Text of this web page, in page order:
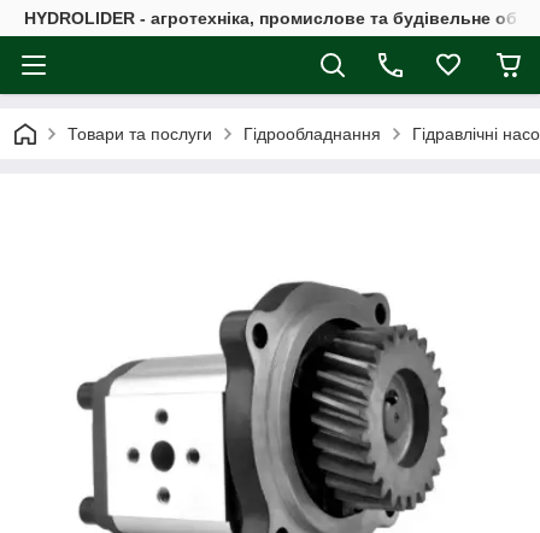
HYDROLIDER - агротехніка, промислове та будівельне
Товари та послуги Гідрообладнання Гідравлічні